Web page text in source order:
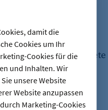
damit die
Cookies um Ihr
Cookies für die
und Inhalten. Wir
unsere Website
Website anzupassen
Marketing-Cookies
Moss ist zum
aktuellen
das 2019 gegründete
und wird nun mit